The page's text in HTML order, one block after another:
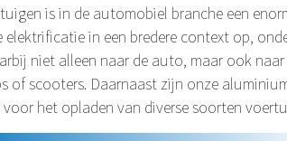
is in de automobiel branche een
elektrificatie in een bredere context op,
niet alleen naar de auto, maar ook
of scooters. Daarnaast zijn onze
het opladen van diverse soorten